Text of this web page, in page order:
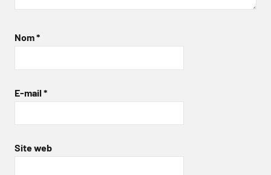
Nom*
E-mail *
Site web